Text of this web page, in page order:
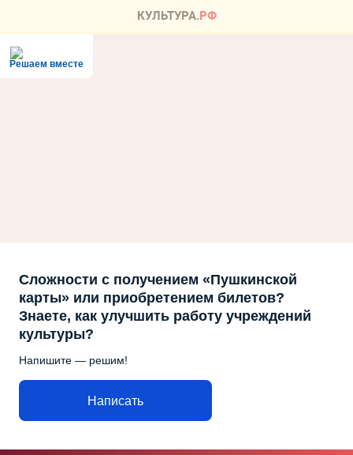
Решаем вместе
Сложности с получением «Пушкинской
карты» или приобретением билетов?
Знаете, как улучшить работу учреждений
культуры?
Напишите — решим!
Написать